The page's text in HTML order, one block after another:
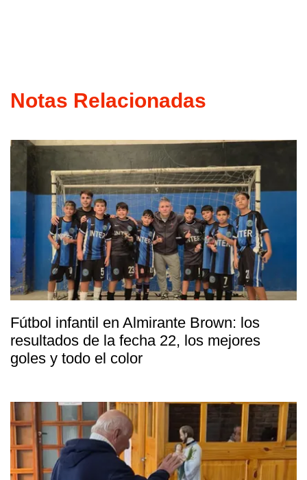
Notas Relacionadas
Fútbol infantil en Almirante Brown: los
resultados de la fecha 22, los mejores
goles y todo el color